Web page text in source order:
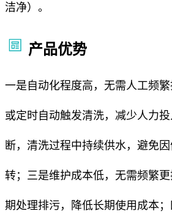
洁净）。
产品优势
一是自动化程度高，无需人工频
或定时自动触发清洗，减少人力
断，清洗过程中持续供水，避免
转；三是维护成本低，无需频繁
期处理排污，降低长期使用成本